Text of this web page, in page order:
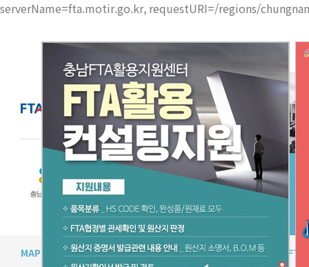
serverName=fta.motir.go.kr, requestURI=/regions/
FTA 활용지원센터
MAP 인사말